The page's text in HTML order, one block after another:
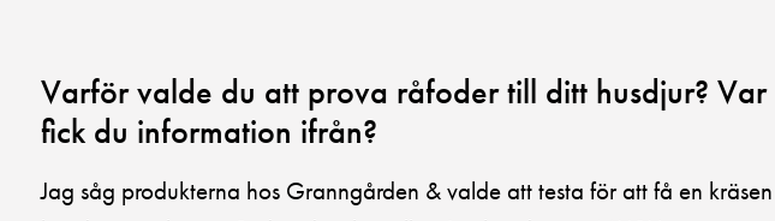
Varför valde du att prova råfoder till ditt husdjur? Var
fick du information ifrån?
Jag såg produkterna hos Granngården & valde att testa för att få en kräsen